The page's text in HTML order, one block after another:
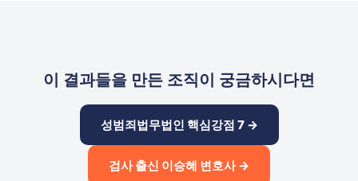
이 결과들을 만든 조직이 궁금하시다면
성범죄법무법인 핵심강점 7 →
검사 출신 이승혜 변호사 →